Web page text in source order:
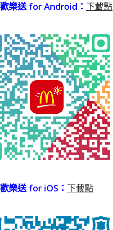
樂送 for Android： 下載點
樂送 for iOS： 下載點